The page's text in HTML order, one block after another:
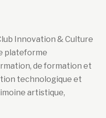
Innovation & Culture
plateforme
de formation et
technologique et
artistique,